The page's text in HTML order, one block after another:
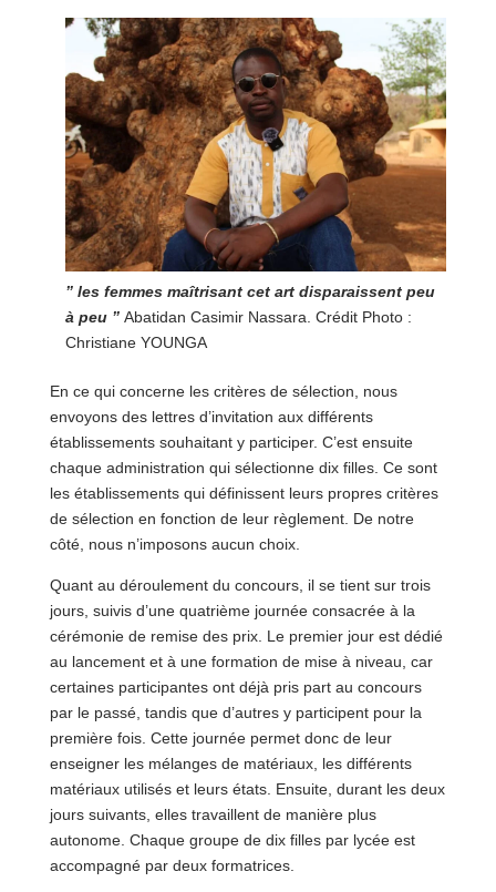
” les femmes maîtrisant cet art disparaissent peu
à peu ” Abatidan Casimir Nassara. Crédit Photo :
Christiane YOUNGA
En ce qui concerne les critères de sélection, nous
envoyons des lettres d’invitation aux différents
établissements souhaitant y participer. C’est ensuite
chaque administration qui sélectionne dix filles. Ce sont
les établissements qui définissent leurs propres critères
de sélection en fonction de leur règlement. De notre
côté, nous n’imposons aucun choix.
Quant au déroulement du concours, il se tient sur trois
jours, suivis d’une quatrième journée consacrée à la
cérémonie de remise des prix. Le premier jour est dédié
au lancement et à une formation de mise à niveau, car
certaines participantes ont déjà pris part au concours
par le passé, tandis que d’autres y participent pour la
première fois. Cette journée permet donc de leur
enseigner les mélanges de matériaux, les différents
matériaux utilisés et leurs états. Ensuite, durant les deux
jours suivants, elles travaillent de manière plus
autonome. Chaque groupe de dix filles par lycée est
accompagné par deux formatrices.